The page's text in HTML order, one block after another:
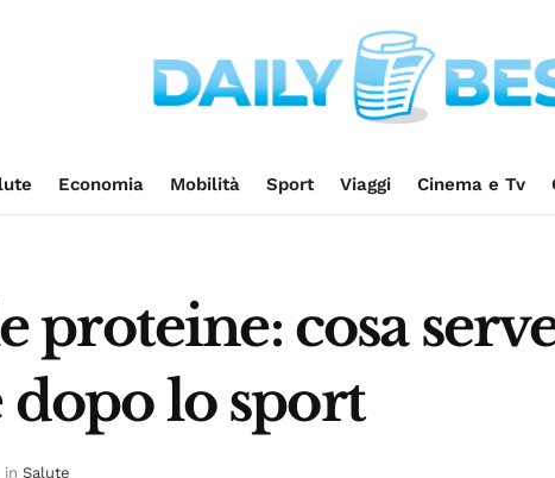
Economia Mobilità Sport Viaggi Cinema e Tv
proteine: cosa
lo sport
in Salute